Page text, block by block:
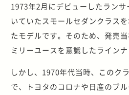
1973年2月にデビューしたラン
いていたスモールセダンクラス
たモデルです。そのため、発売
ミリーユースを意識したラインナ
しかし、1970年代当時、このク
で、トヨタのコロナや日産のブ